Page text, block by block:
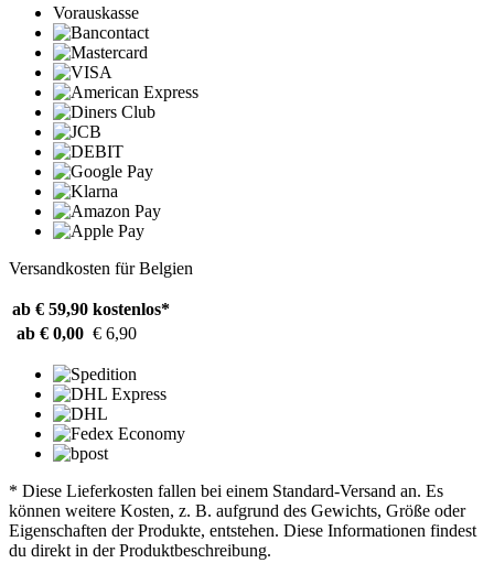
Vorauskasse
Versandkosten für Belgien
ab € 59,90 kostenlos*
ab € 0,00 € 6,90
* Diese Lieferkosten fallen bei einem Standard-Versand an. Es
können weitere Kosten, z. B. aufgrund des Gewichts, Größe oder
Eigenschaften der Produkte, entstehen. Diese Informationen findest
du direkt in der Produktbeschreibung.